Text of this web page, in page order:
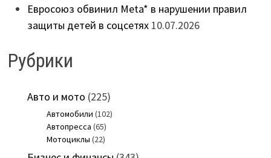
Евросоюз обвинил Meta* в нарушении правил
защиты детей в соцсетях 10.07.2026
Рубрики
Авто и мото (225)
Автомобили (102)
Автопресса (65)
Мотоциклы (22)